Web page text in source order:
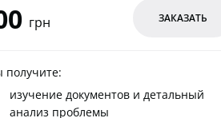
грн ЗАКАЗАТЬ
получите:
изучение документов и детальный
анализ проблемы